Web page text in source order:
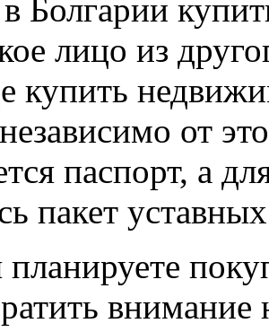
Болгарии
лицо из
купить
от
паспорт, а
пакет